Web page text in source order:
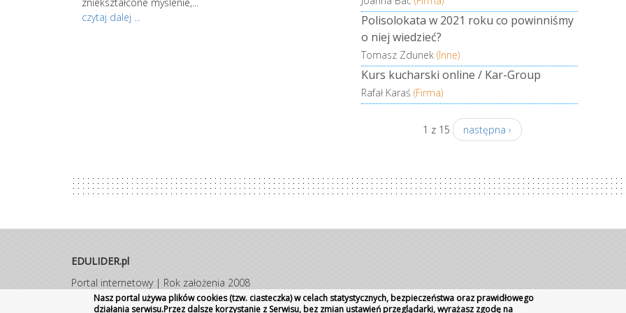
czytaj dalej ...
spersonalizowanej ścieżki szkoleniowej po
wstępnym sprawdzeniu swojej wiedzy i
świadomości na temat procesów
internacjonalizacji? Aplikacja środowiskowa dla
startupów opracuje spersonalizowaną strategię,
aby móc zająć się...
czytaj dalej ...
poza ich
północy...
Polisolokata w 2021 roku co powinniśmy
o niej wiedzieć?
Tomasz Zdunek (Inne)
Kurs kucharski online / Kar-Group
Rafał Karaś (Firma)
1 z 15 następna ›
EDULIDER.pl
Portal internetowy | Rok założenia 2008
Wszelkie prawa zastrzeżone|Kontakt Promocja
Nasz portal używa plików cookies (tzw. ciasteczka) w celach statystycznych, bezpieczeństwa oraz prawidłowego
działania serwisu.Przez dalsze korzystanie z Serwisu, bez zmian ustawień przeglądarki, wyrażasz zgodę na